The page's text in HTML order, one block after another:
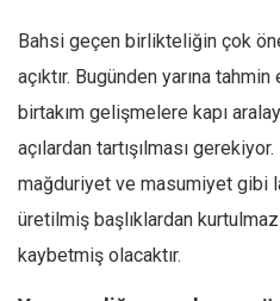
Bahsi geçen birlikteliğin çok
açıktır. Bugünden yarına
birtakım gelişmelere kapı
açılardan tartışılması
mağduriyet ve masumiyet gibi
üretilmiş başlıklardan
kaybetmiş olacaktır.